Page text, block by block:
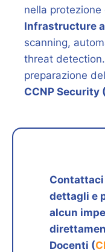
nella
Infrastructure
scanning,
threat
preparazione
CCNP Security
dettagli e
alcun
Docenti (